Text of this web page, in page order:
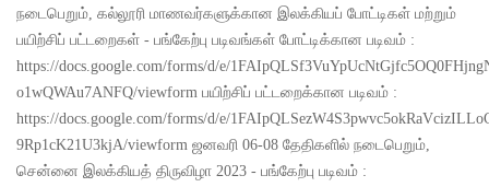
நடைபெறும், கல்லூரி மாணவர்களுக்கான இலக்கியப் போட்டிகள் மற்றும்
பயிற்சிப் பட்டறைகள் - பங்கேற்பு படிவங்கள் போட்டிக்கான படிவம் :
https://docs.google.com/forms/d/e/
o1wQWAu7ANFQ/viewform பயிற்சிப் பட்டறைக்கான படிவம் :
https://docs.google.com/forms/d/e/
9Rp1cK21U3kjA/viewform ஜனவரி 06-08 தேதிகளில் நடைபெறும்,
சென்னை இலக்கியத் திருவிழா 2023 - பங்கேற்பு படிவம் :